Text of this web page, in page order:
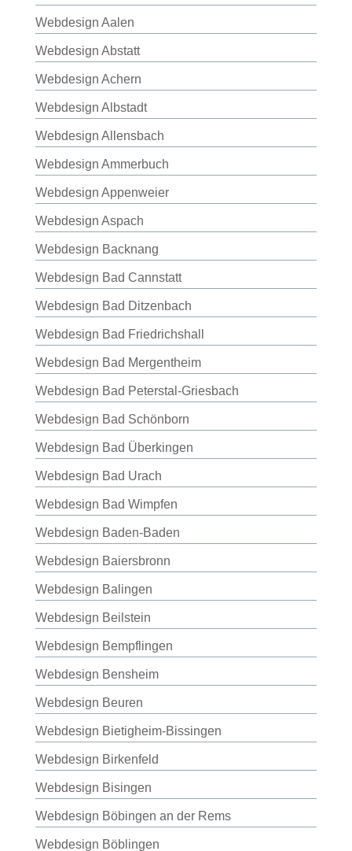
Webdesign Aalen
Webdesign Abstatt
Webdesign Achern
Webdesign Albstadt
Webdesign Allensbach
Webdesign Ammerbuch
Webdesign Appenweier
Webdesign Aspach
Webdesign Backnang
Webdesign Bad Cannstatt
Webdesign Bad Ditzenbach
Webdesign Bad Friedrichshall
Webdesign Bad Mergentheim
Webdesign Bad Peterstal-Griesbach
Webdesign Bad Schönborn
Webdesign Bad Überkingen
Webdesign Bad Urach
Webdesign Bad Wimpfen
Webdesign Baden-Baden
Webdesign Baiersbronn
Webdesign Balingen
Webdesign Beilstein
Webdesign Bempflingen
Webdesign Bensheim
Webdesign Beuren
Webdesign Bietigheim-Bissingen
Webdesign Birkenfeld
Webdesign Bisingen
Webdesign Böbingen an der Rems
Webdesign Böblingen